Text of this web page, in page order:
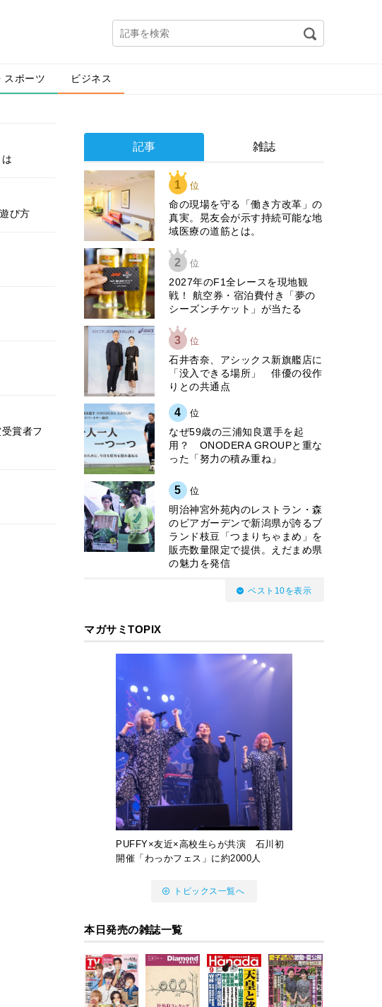
スポーツ ビジネス
び方
賞者フ
記事 雑誌
1 位
​命の現場を守る「働き方改革」の
真実。晃友会が示す持続可能な地
域医療の道筋とは。
2 位
2027年のF1全レースを現地観
戦！ 航空券・宿泊費付き「夢の
シーズンチケット」が当たる
3 位
石井杏奈、アシックス新旗艦店に
「没入できる場所」 俳優の役作
りとの共通点
4 位
なぜ59歳の三浦知良選手を起
用？ ONODERA GROUPと重な
った「努力の積み重ね」
5 位
明治神宮外苑内のレストラン・森
のビアガーデンで新潟県が誇るブ
ランド枝豆「つまりちゃまめ」を
販売数量限定で提供。えだまめ県
の魅力を発信
ベスト10を表示
マガサミTOPIX
PUFFY×友近×高校生らが共演 石川初
開催「わっかフェス」に約2000人
トピックス一覧へ
本日発売の雑誌一覧